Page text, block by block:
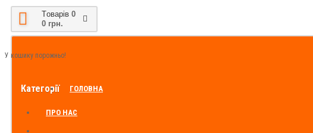
Tоварів 0
0 грн.
У кошику порожньо!
Категорії ГОЛОВНА
ПРО НАС